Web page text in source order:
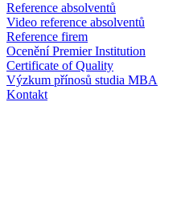
Reference absolventů
Video reference absolventů
Reference firem
Ocenění Premier Institution
Certificate of Quality
Výzkum přínosů studia MBA
Kontakt